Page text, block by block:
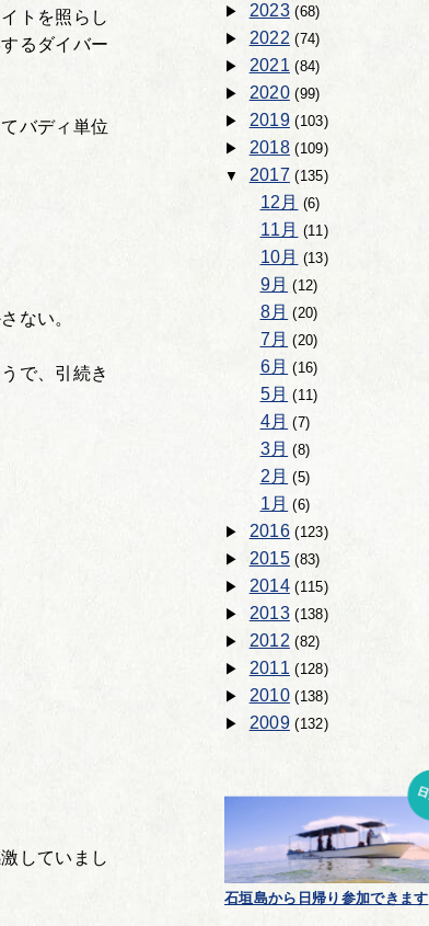
トを照らし
るダイバー
バディ単位
ない。
で、引続き
していまし
2023(68)
2022 (74)
2021(84)
2020(99)
2019(103)
2018(109)
2017 (135)
12月 (6)
11月 (11)
10月 (13)
9月 (12)
8月 (20)
7月 (20)
6月 (16)
5月 (11)
4月 (7)
3月 (8)
2月 (5)
1月 (6)
2016(123)
2015(83)
2014(115)
2013(138)
2012(82)
2011(128)
2010(138)
2009(132)
石垣島から日帰り参加できます